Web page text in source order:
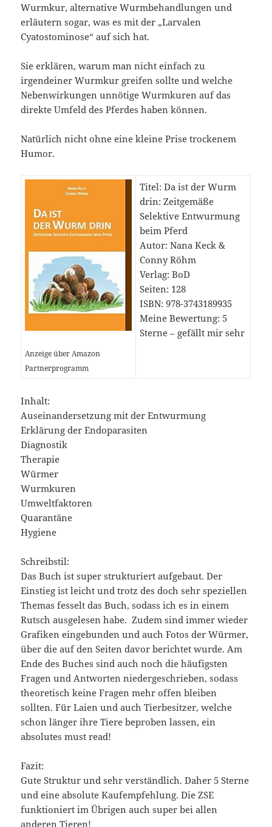
Wurmkur, alternative Wurmbehandlungen und
erläutern sogar, was es mit der „Larvalen
Cyatostominose“ auf sich hat.
Sie erklären, warum man nicht einfach zu
irgendeiner Wurmkur greifen sollte und welche
Nebenwirkungen unnötige Wurmkuren auf das
direkte Umfeld des Pferdes haben können.
Natürlich nicht ohne eine kleine Prise trockenem
Humor.
Anzeige über Amazon
Partnerprogramm
Titel: Da ist der Wurm
drin: Zeitgemäße
Selektive Entwurmung
beim Pferd
Autor: Nana Keck &
Conny Röhm
Verlag: BoD
Seiten: 128
ISBN: 978-3743189935
Meine Bewertung: 5
Sterne – gefällt mir sehr
Inhalt:
Auseinandersetzung mit der Entwurmung
Erklärung der Endoparasiten
Diagnostik
Therapie
Würmer
Wurmkuren
Umweltfaktoren
Quarantäne
Hygiene
Schreibstil:
Das Buch ist super strukturiert aufgebaut. Der
Einstieg ist leicht und trotz des doch sehr speziellen
Themas fesselt das Buch, sodass ich es in einem
Rutsch ausgelesen habe. Zudem sind immer wieder
Grafiken eingebunden und auch Fotos der Würmer,
über die auf den Seiten davor berichtet wurde. Am
Ende des Buches sind auch noch die häufigsten
Fragen und Antworten niedergeschrieben, sodass
theoretisch keine Fragen mehr offen bleiben
sollten. Für Laien und auch Tierbesitzer, welche
schon länger ihre Tiere beproben lassen, ein
absolutes must read!
Fazit:
Gute Struktur und sehr verständlich. Daher 5 Sterne
und eine absolute Kaufempfehlung. Die ZSE
funktioniert im Übrigen auch super bei allen
anderen Tieren!